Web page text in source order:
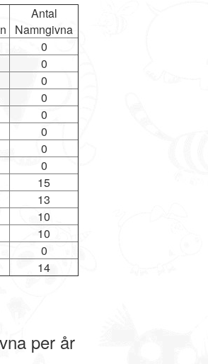
Antal
Namngivna
0
0
0
0
0
0
0
0
15
13
10
10
0
14
per år